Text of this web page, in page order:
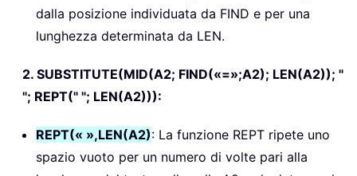
dalla posizione individuata da FIND e per una
lunghezza determinata da LEN.
2. SUBSTITUTE(MID(A2; FIND(«=»;A2); LEN(A2)); "
"; REPT(" "; LEN(A2))):
REPT(« »,LEN(A2): La funzione REPT ripete uno
spazio vuoto per un numero di volte pari alla